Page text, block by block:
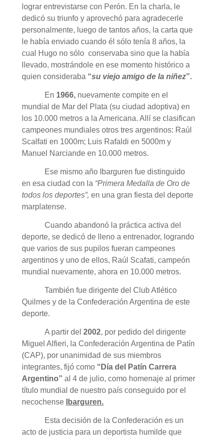
lograr entrevistarse con Perón. En la charla, le
dedicó su triunfo y aprovechó para agradecerle
personalmente, luego de tantos años, la carta que
le había enviado cuando él sólo tenía 8 años, la
cual Hugo no sólo conservaba sino que la había
llevado, mostrándole en ese momento histórico a
quien consideraba “su viejo amigo de la niñez”.
En 1966, nuevamente compite en el
mundial de Mar del Plata (su ciudad adoptiva) en
los 10.000 metros a la Americana. Allí se clasifican
campeones mundiales otros tres argentinos: Raúl
Scalfati en 1000m; Luis Rafaldi en 5000m y
Manuel Narciande en 10.000 metros.
Ese mismo año Ibarguren fue distinguido
en esa ciudad con la “Primera Medalla de Oro de
todos los deportes”, en una gran fiesta del deporte
marplatense.
Cuando abandonó la práctica activa del
deporte, se dedicó de lleno a entrenador, logrando
que varios de sus pupilos fueran campeones
argentinos y uno de ellos, Raúl Scafati, campeón
mundial nuevamente, ahora en 10.000 metros.
También fue dirigente del Club Atlético
Quilmes y de la Confederación Argentina de este
deporte.
A partir del2002, por pedido del dirigente
Miguel Alfieri, la Confederación Argentina de Patín
(CAP), por unanimidad de sus miembros
integrantes, fijó como “Día del Patín Carrera
Argentino” al 4 de julio, como homenaje al primer
título mundial de nuestro país conseguido por el
necochense
Ibarguren.
Esta decisión de la Confederación es un
acto de justicia para un deportista humilde que